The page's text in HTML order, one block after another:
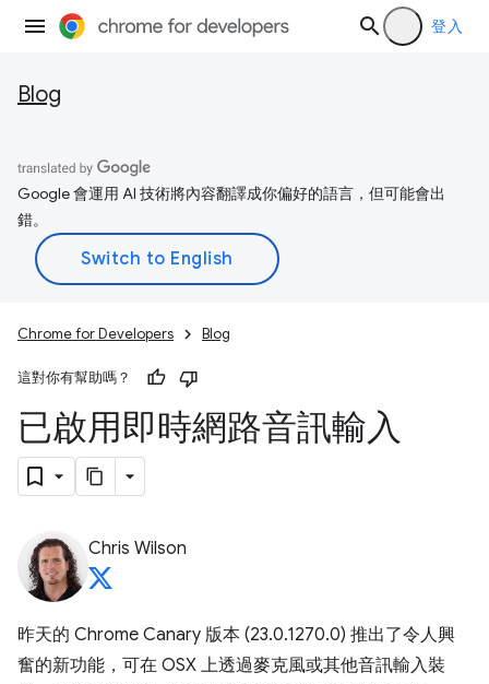
登入
Blog
Google 會運用 AI 技術將內容翻譯成你偏好的語言，但可能會出
錯。
Chrome for Developers Blog
這對你有幫助嗎？
已啟用即時網路音訊輸入
Chris Wilson
昨天的 Chrome Canary 版本 (23.0.1270.0) 推出了令人興
奮的新功能，可在 OSX 上透過麥克風或其他音訊輸入裝